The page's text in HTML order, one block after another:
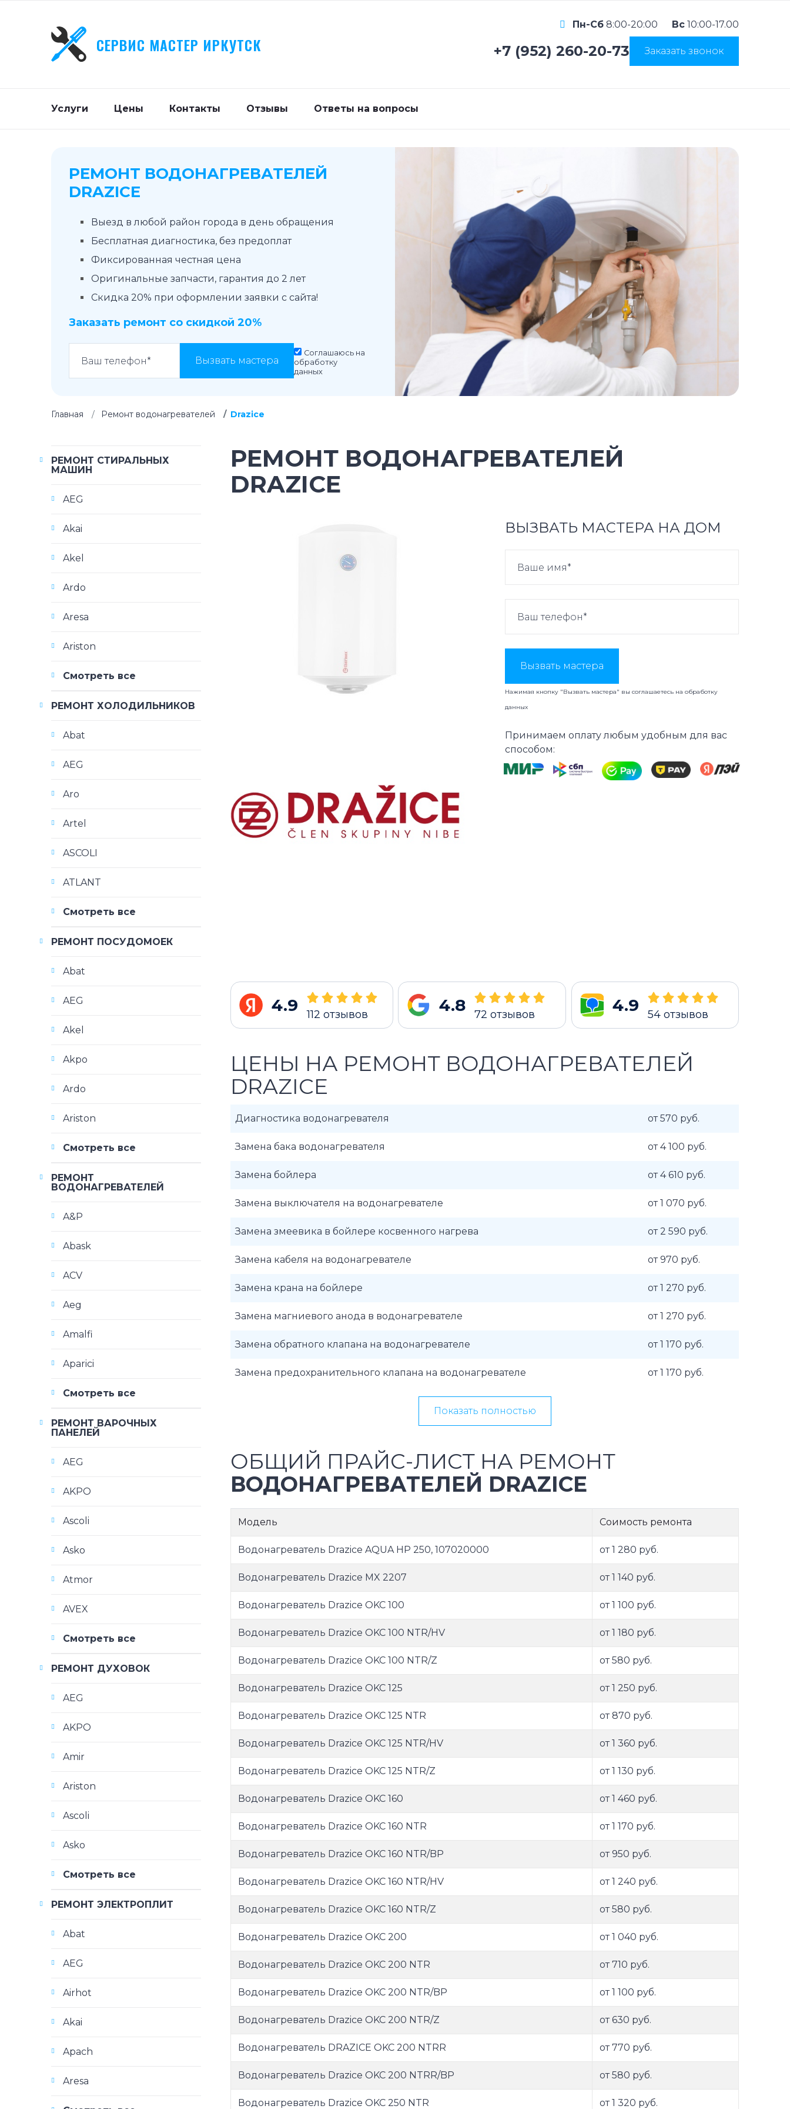
СЕРВИС МАСТЕР ИРКУТСК
Пн-Сб 8:00-20:00 Вс 10:00-17.00
+7 (952) 260-20-73 Заказать звонок
Услуги Цены Контакты Отзывы Ответы на вопросы
РЕМОНТ ВОДОНАГРЕВАТЕЛЕЙ
DRAZICE
Выезд в любой район города в день обращения
Бесплатная диагностика, без предоплат
Фиксированная честная цена
Оригинальные запчасти, гарантия до 2 лет
Скидка 20% при оформлении заявки с сайта!
Заказать ремонт со скидкой 20%
Вызвать мастера
Соглашаюсь на
обработку
данных
Главная Ремонт водонагревателей Drazice
РЕМОНТ ВОДОНАГРЕВАТЕЛЕЙ
DRAZICE
ВЫЗВАТЬ МАСТЕРА НА ДОМ
Вызвать мастера
Нажимая кнопку "Вызвать мастера" вы соглашаетесь наобработку
данных
Принимаем оплату любым удобным для вас
способом:
4.9 112 отзывов 4.8 72 отзывов 4.9 54отзывов
ЦЕНЫ НА РЕМОНТ ВОДОНАГРЕВАТЕЛЕЙ
DRAZICE
Диагностика водонагревателя от 570 руб.
Замена бака водонагревателя от 4 100 руб.
Замена бойлера от 4 610 руб.
Замена выключателя на водонагревателе от 1 070 руб.
Замена змеевика в бойлере косвенного нагрева от 2 590 руб.
Замена кабеля на водонагревателе от 970 руб.
Замена крана на бойлере от 1 270 руб.
Замена магниевого анода в водонагревателе от 1 270 руб.
Замена обратного клапана на водонагревателе от 1 170 руб.
Замена предохранительного клапана на водонагревателе от 1 170 руб.
Показать полностью
ОБЩИЙ ПРАЙС-ЛИСТ НА РЕМОНТ
ВОДОНАГРЕВАТЕЛЕЙ DRAZICE
Модель Соимость ремонта
Водонагреватель Drazice AQUA HP 250, 107020000 от 1 280 руб.
Водонагреватель Drazice MX 2207 от 1 140 руб.
Водонагреватель Drazice OKC 100 от 1 100 руб.
Водонагреватель Drazice OKC 100 NTR/HV от 1 180 руб.
Водонагреватель Drazice OKC 100 NTR/Z от 580 руб.
Водонагреватель Drazice OKC 125 от 1 250 руб.
Водонагреватель Drazice OKC 125 NTR от 870 руб.
Водонагреватель Drazice OKC 125 NTR/HV от 1 360 руб.
Водонагреватель Drazice OKC 125 NTR/Z от 1 130 руб.
Водонагреватель Drazice OKC 160 от 1 460 руб.
Водонагреватель Drazice OKC 160 NTR от 1 170 руб.
Водонагреватель Drazice OKC 160 NTR/BP от 950 руб.
Водонагреватель Drazice OKC 160 NTR/HV от 1 240 руб.
Водонагреватель Drazice OKC 160 NTR/Z от 580 руб.
Водонагреватель Drazice OKC 200 от 1 040 руб.
Водонагреватель Drazice OKC 200 NTR от 710 руб.
Водонагреватель Drazice OKC 200 NTR/BP от 1 100 руб.
Водонагреватель Drazice OKC 200 NTR/Z от 630 руб.
Водонагреватель DRAZICE OKC 200 NTRR от 770 руб.
Водонагреватель Drazice OKC 200 NTRR/BP от 580 руб.
Водонагреватель Drazice OKC 250 NTR от 1 320 руб.
РЕМОНТ СТИРАЛЬНЫХ
МАШИН
AEG
Akai
Akel
Ardo
Aresa
Ariston
Смотреть все
РЕМОНТ ХОЛОДИЛЬНИКОВ
Abat
AEG
Aro
Artel
ASCOLI
ATLANT
Смотреть все
РЕМОНТ ПОСУДОМОЕК
Abat
AEG
Akel
Akpo
Ardo
Ariston
Смотреть все
РЕМОНТ
ВОДОНАГРЕВАТЕЛЕЙ
A&P
Abask
ACV
Aeg
Amalfi
Aparici
Смотреть все
РЕМОНТ ВАРОЧНЫХ
ПАНЕЛЕЙ
AEG
AKPO
Ascoli
Asko
Atmor
AVEX
Смотреть все
РЕМОНТ ДУХОВОК
AEG
AKPO
Amir
Ariston
Ascoli
Asko
Смотреть все
РЕМОНТ ЭЛЕКТРОПЛИТ
Abat
AEG
Airhot
Akai
Apach
Aresa